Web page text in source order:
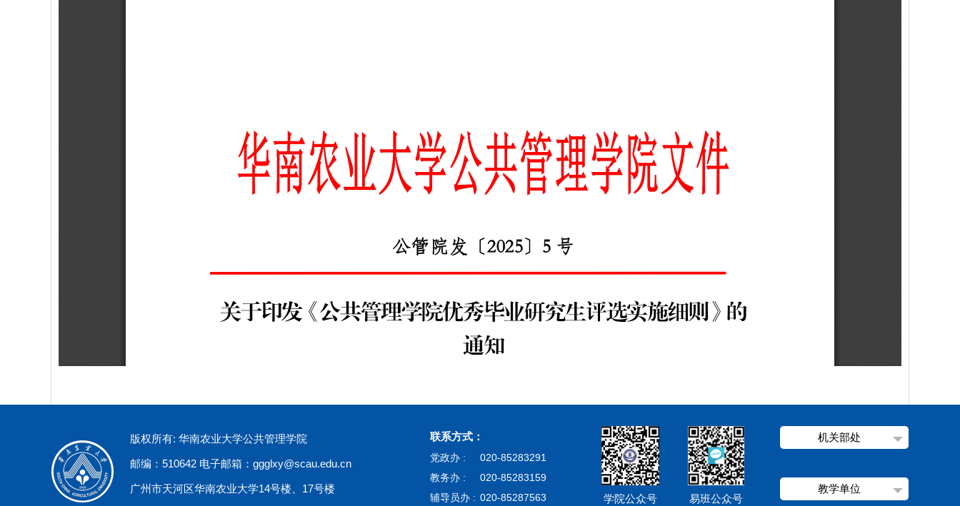
版权所有: 华南农业大学公共管理学院
邮编：510642 电子邮箱：ggglxy@scau.edu.cn
广州市天河区华南农业大学14号楼、17号楼
联系方式：
党政办 :
020-85283291
教务办 :
020-85283159
辅导员办 : 020-85287563 学院公众号 易班公众号
机关部处
教学单位